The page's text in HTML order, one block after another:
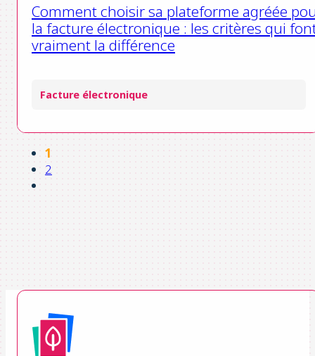
Comment choisir sa plateforme agréée
la facture électronique : les critères qui
vraiment la différence
Facture électronique
1
2